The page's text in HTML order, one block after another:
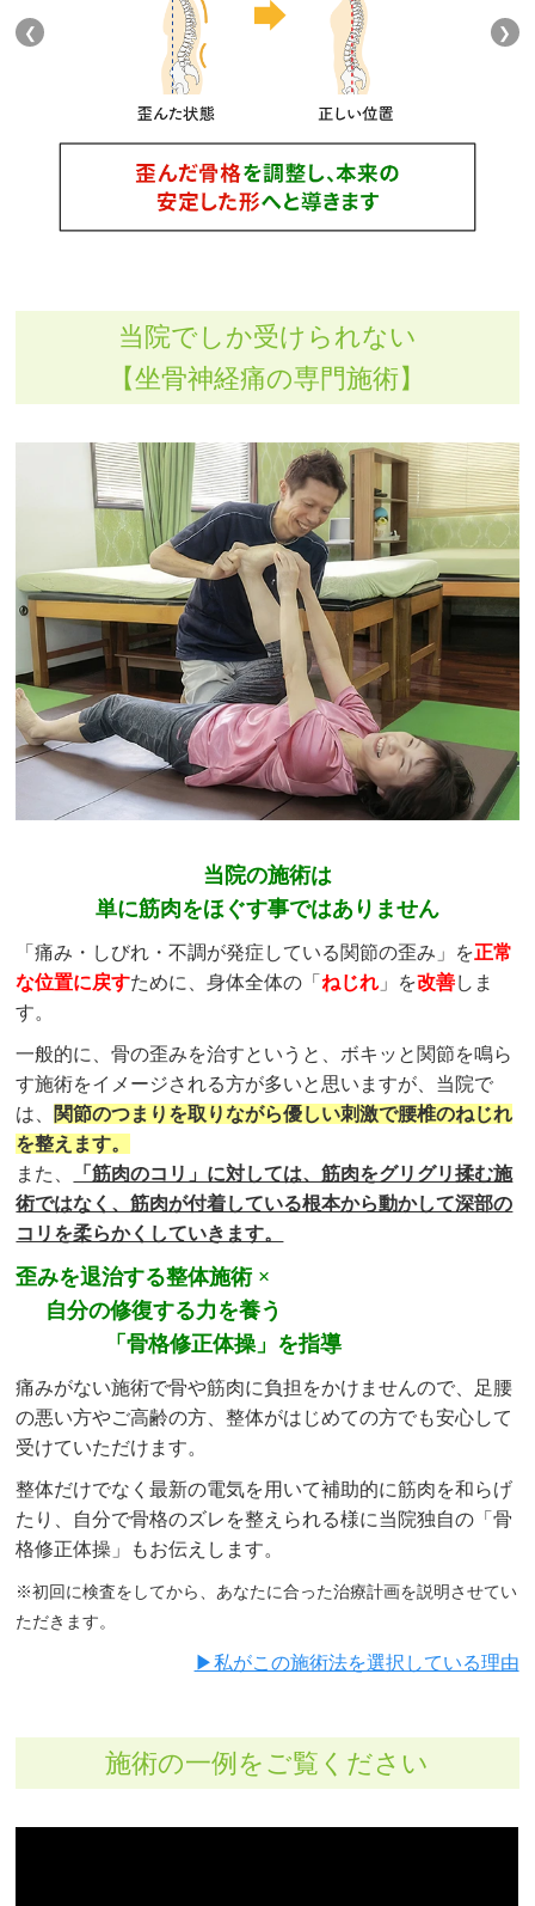
❮ ❯
当院でしか受けられない
【坐骨神経痛の専門施術】
当院の施術は
単に筋肉をほぐす事ではありません
「痛み・しびれ・不調が発症している関節の歪み」を正常
な位置に戻すために、身体全体の「ねじれ 」を改善しま
す。
一般的に、骨の歪みを治すというと、ボキッと関節を鳴ら
す施術をイメージされる方が多いと思いますが、当院で
は、 関節のつまりを取りながら優しい刺激で腰椎のねじれ
を整えます。
また、
「筋肉のコリ」に対しては、筋肉をグリグリ揉む施
術ではなく、筋肉が付着している根本から動かして深部の
コリを柔らかくしていきます。
歪みを退治する整体施術 ×
自分の修復する力を養う
「骨格修正体操」を指導
痛みがない施術で骨や筋肉に負担をかけませんので、足腰
の悪い方やご高齢の方、整体がはじめての方でも安心して
受けていただけます。
整体だけでなく最新の電気を用いて補助的に筋肉を和らげ
たり、自分で骨格のズレを整えられる様に当院独自の「骨
格修正体操」もお伝えします。
※初回に検査をしてから、あなたに合った治療計画を説明させてい
ただきます。
▶︎私がこの施術法を選択している理由
施術の一例をご覧ください